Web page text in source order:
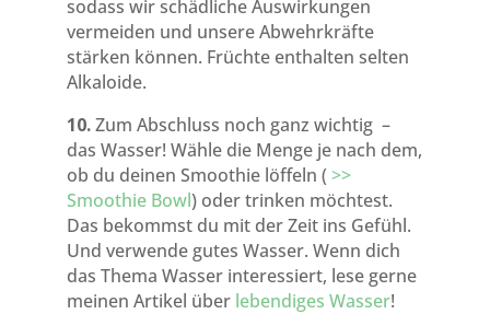
sodass wir schädliche Auswirkungen
vermeiden und unsere Abwehrkräfte
stärken können. Früchte enthalten selten
Alkaloide.
10.Zum Abschluss noch ganz wichtig –
das Wasser! Wähle die Menge je nach dem,
ob du deinen Smoothie löffeln ( >>
Smoothie Bowl) oder trinken möchtest.
Das bekommst du mit der Zeit ins Gefühl.
Und verwende gutes Wasser. Wenn dich
das Thema Wasser interessiert, lese gerne
meinen Artikel über lebendiges Wasser!